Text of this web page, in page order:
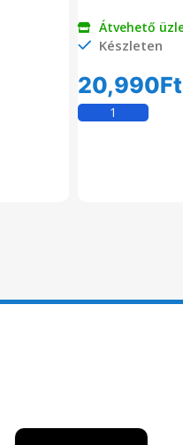
Átvehető
Készleten
20,990Ft